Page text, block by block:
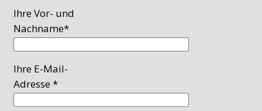
Ihre Vor- und
Nachname*
Ihre E-Mail-
Adresse *